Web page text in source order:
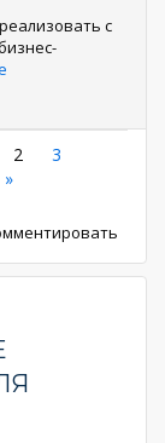
с
Текущая
2 Страница
3
»